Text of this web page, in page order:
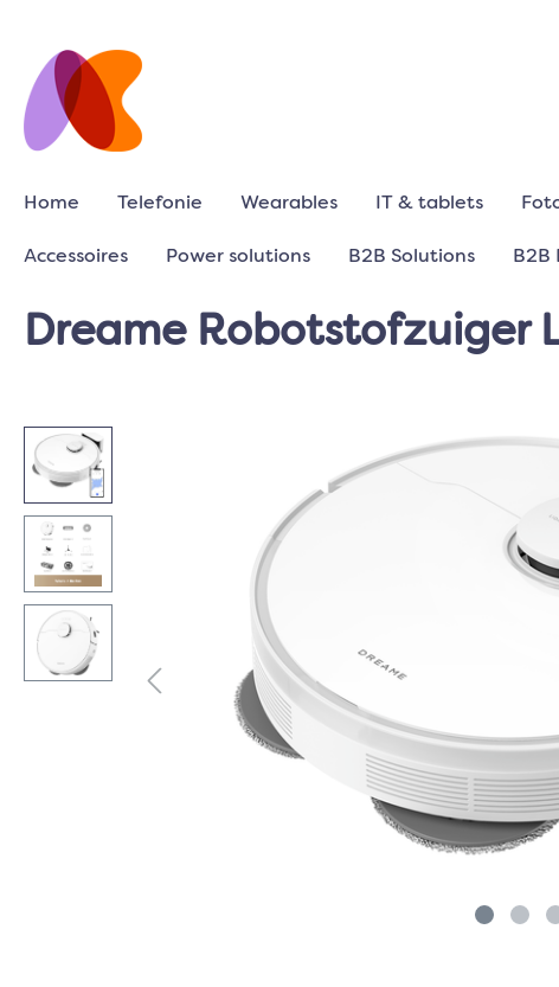
Home Telefonie Wearables IT & tablets
Accessoires Power solutions B2B Solutions B2B
Dreame Robotstofzuiger